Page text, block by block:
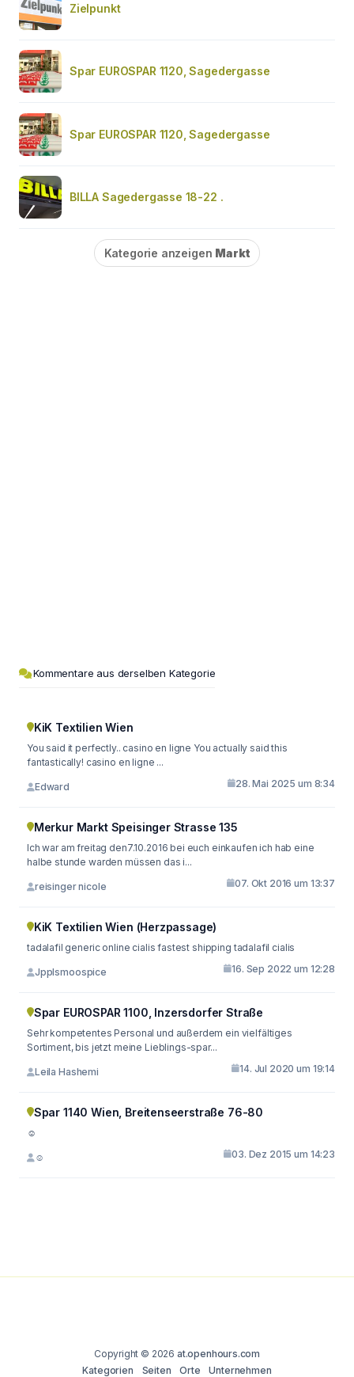
Zielpunkt
Spar EUROSPAR 1120, Sagedergasse
Spar EUROSPAR 1120, Sagedergasse
BILLA Sagedergasse 18-22 .
Kategorie anzeigen Markt
Kommentare aus derselben Kategorie
KiK Textilien Wien
You said it perfectly.. casino en ligne You actually said this
fantastically! casino en ligne ...
Edward 28. Mai 2025 um 8:34
Merkur Markt Speisinger Strasse 135
Ich war am freitag den7.10.2016 bei euch einkaufen ich hab eine
halbe stunde warden müssen das i...
reisinger nicole 07. Okt 2016 um 13:37
KiK Textilien Wien (Herzpassage)
tadalafil generic online cialis fastest shipping tadalafil cialis
Jpplsmoospice 16. Sep 2022 um 12:28
Spar EUROSPAR 1100, Inzersdorfer Straße
Sehr kompetentes Personal und außerdem ein vielfältiges
Sortiment, bis jetzt meine Lieblings-spar...
Leila Hashemi 14. Jul 2020 um 19:14
Spar 1140 Wien, Breitenseerstraße 76-80
☺
☺ 03. Dez 2015 um 14:23
Copyright © 2026 at.openhours.com
Kategorien
Seiten Orte
Unternehmen